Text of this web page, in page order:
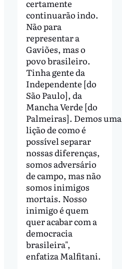
certamente
continuarão indo.
Não para
representar a
Gaviões, mas o
povo brasileiro.
Tinha gente da
Independente [do
São Paulo], da
Mancha Verde [do
Palmeiras]. Demos uma
lição de como é
possível separar
nossas diferenças,
somos adversário
de campo, mas não
somos inimigos
mortais. Nosso
inimigo é quem
quer acabar com a
democracia
brasileira",
enfatiza Malfitani.